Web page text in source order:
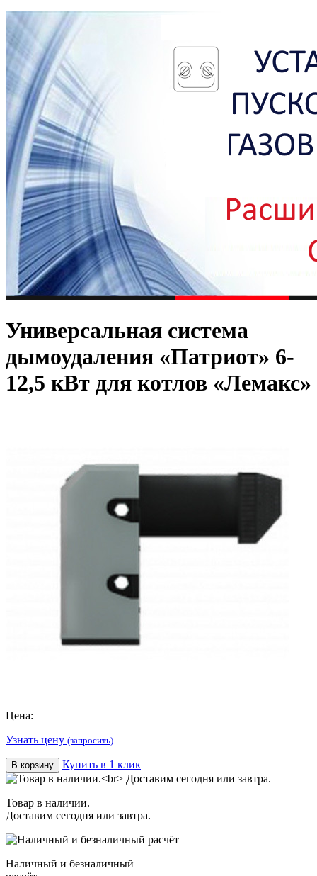
Универсальная система
дымоудаления «Патриот» 6-
12,5 кВт для котлов «Лемакс»
Цена:
Узнать цену (запросить)
В корзину Купить в 1 клик
Товар в наличии.
Доставим сегодня или завтра.
Наличный и безналичный